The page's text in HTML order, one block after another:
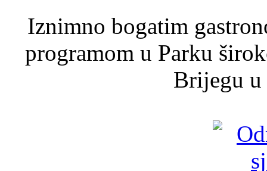
Iznimno bogatim
programom u Parku
Brijegu u